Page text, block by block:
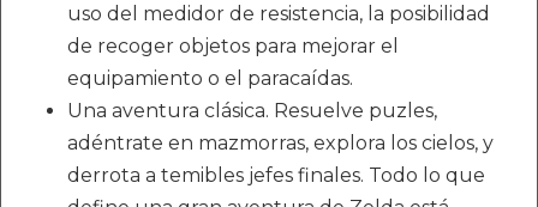
uso del medidor de resistencia, la posibilidad
de recoger objetos para mejorar el
equipamiento o el paracaídas.
Una aventura clásica. Resuelve puzles,
adéntrate en mazmorras, explora los cielos, y
derrota a temibles jefes finales. Todo lo que